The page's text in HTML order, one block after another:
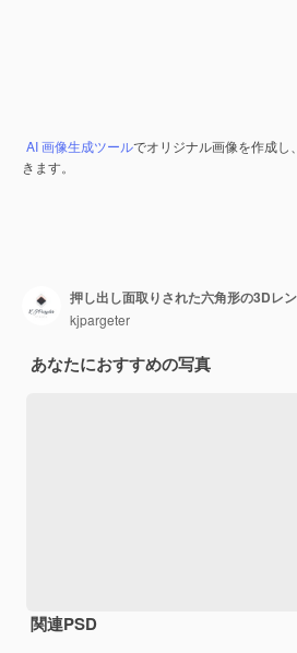
AI 画像生成ツールでオリジナル画像を作成し、
きます。
押し出し面取りされた六角形の3Dレ
kjpargeter
あなたにおすすめの写真
関連PSD